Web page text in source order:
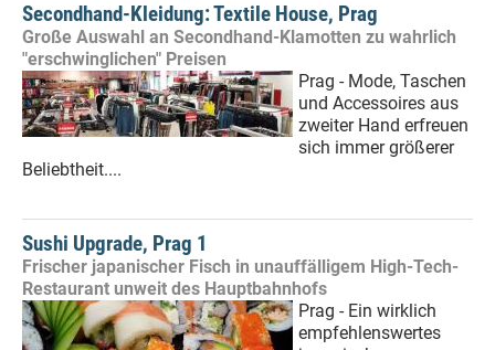
Secondhand-Kleidung: Textile House, Prag
Große Auswahl an Secondhand-Klamotten zu wahrlich
"erschwinglichen" Preisen
Prag - Mode, Taschen
und Accessoires aus
zweiter Hand erfreuen
sich immer größerer
Beliebtheit....
Sushi Upgrade, Prag 1
Frischer japanischer Fisch in unauffälligem High-Tech-
Restaurant unweit des Hauptbahnhofs
Prag - Ein wirklich
empfehlenswertes